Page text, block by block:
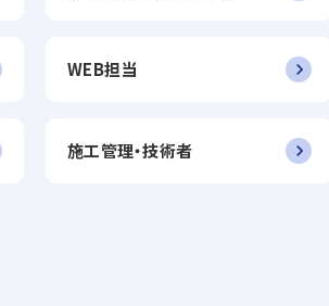
WEB担当
施工管理・技術者